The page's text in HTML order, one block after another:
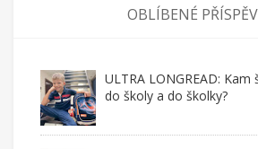
OBLÍBENÉ
ULTRA LONGREAD: Kam
do školy a do školky?